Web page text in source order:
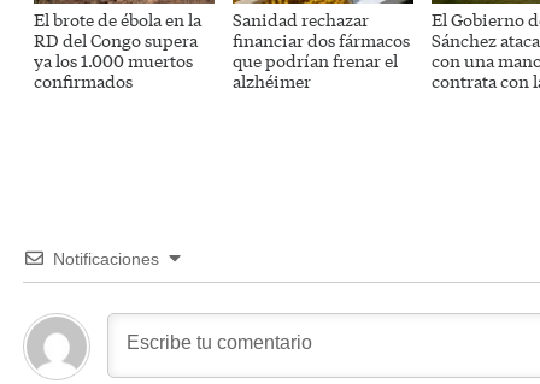
El brote de ébola en la
RD del Congo supera
ya los 1.000 muertos
confirmados
Sanidad rechazar
financiar dos fármacos
que podrían frenar el
alzhéimer
El Gobierno
Sánchez
con una
contrata con
Notificaciones